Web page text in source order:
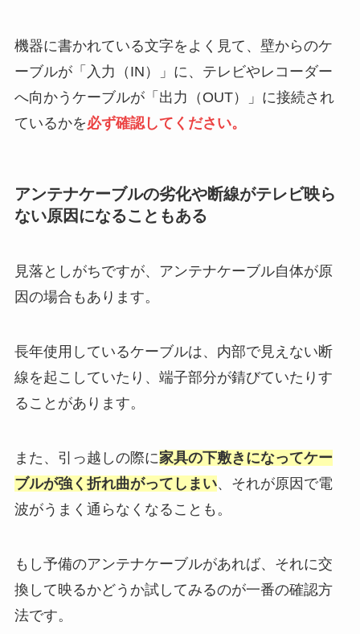
機器に書かれている文字をよく見て、壁からのケ
ーブルが「入力（IN）」に、テレビやレコーダー
へ向かうケーブルが「出力（OUT）」に接続され
ているかを必ず確認してください。
アンテナケーブルの劣化や断線がテレビ映ら
ない原因になることもある
見落としがちですが、アンテナケーブル自体が原
因の場合もあります。
長年使用しているケーブルは、内部で見えない断
線を起こしていたり、端子部分が錆びていたりす
ることがあります。
また、引っ越しの際に家具の下敷きになってケー
ブルが強く折れ曲がってしまい、それが原因で電
波がうまく通らなくなることも。
もし予備のアンテナケーブルがあれば、それに交
換して映るかどうか試してみるのが一番の確認方
法です。